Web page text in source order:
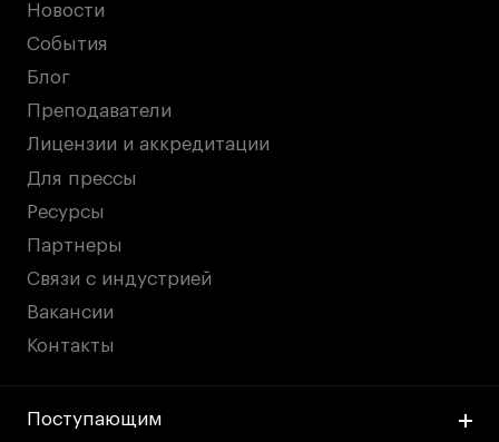
Новости
События
Блог
Преподаватели
Лицензии и аккредитации
Для прессы
Ресурсы
Партнеры
Связи с индустрией
Вакансии
Контакты
Поступающим